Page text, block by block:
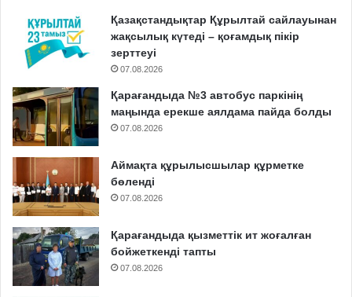
Қазақстандықтар Құрылтай сайлауынан
жақсылық күтеді – қоғамдық пікір
зерттеуі
07.08.2026
Қарағандыда №3 автобус паркінің
маңында ерекше аялдама пайда болды
07.08.2026
Аймақта құрылысшылар құрметке
бөленді
07.08.2026
Қарағандыда қызметтік ит жоғалған
бойжеткенді тапты
07.08.2026